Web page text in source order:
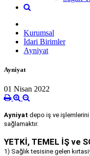
Kurumsal
İdari Birimler
Ayniyat
Ayniyat
01 Nisan 2022
Ayniyat depo iş ve
sağlamaktır.
YETKİ, TEMEL İŞ ve
1) Sağlık tesisine gelen